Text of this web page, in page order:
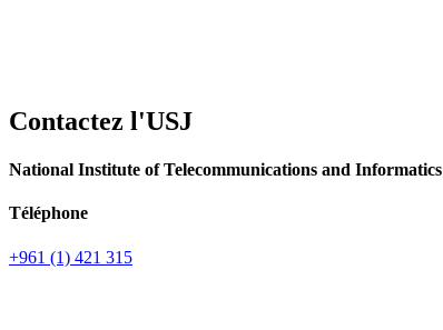
Contactez l'USJ
National Institute of Telecommunications and Informatics
Téléphone
+961 (1) 421 315